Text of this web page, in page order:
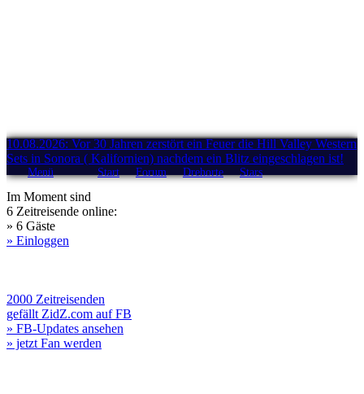
10.08.2026: Vor 30 Jahren zerstört ein Feuer die Hill Valley Western
Sets in Sonora ( Kalifornien) nachdem ein Blitz eingeschlagen ist!
Menü Start Forum Drehorte Stars
Im Moment sind
6 Zeitreisende online:
» 6 Gäste
» Einloggen
2000 Zeitreisenden
gefällt ZidZ.com auf FB
» FB-Updates ansehen
» jetzt Fan werden